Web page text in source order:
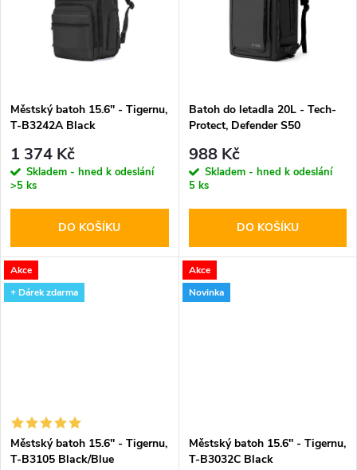
Městský batoh 15.6'' - Tigernu,
T-B3242A Black
1 374 Kč
Skladem - hned k odeslání
>5 ks
DO KOŠÍKU
Batoh do letadla 20L - Tech-
Protect, Defender S50
WIZZAIR) Black
988 Kč
Skladem - hned k odeslání
5 ks
DO KOŠÍKU
Akce
+ Dárek zdarma
Městský batoh 15.6'' - Tigernu,
T-B3105 Black/Blue
Akce
Novinka
Městský batoh 15.6'' - Tigernu,
T-B3032C Black